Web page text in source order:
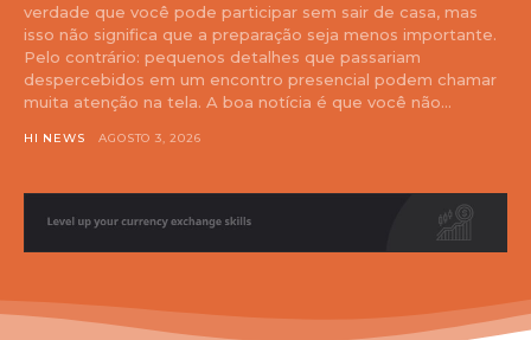
verdade que você pode participar sem sair de casa, mas
isso não significa que a preparação seja menos importante.
Pelo contrário: pequenos detalhes que passariam
despercebidos em um encontro presencial podem chamar
muita atenção na tela. A boa notícia é que você não...
HI NEWS AGOSTO 3, 2026